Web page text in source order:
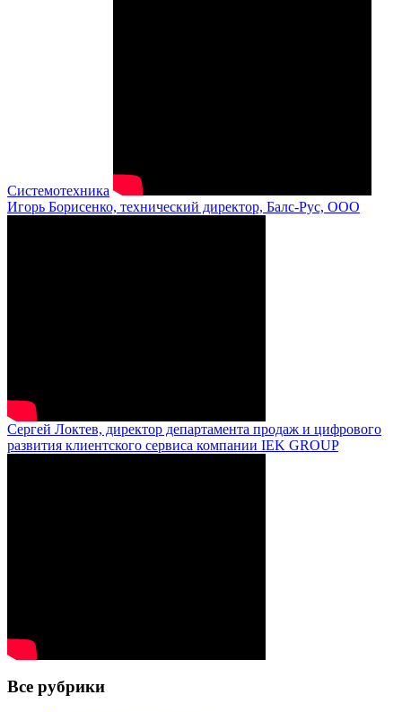
Системотехника
Игорь Борисенко, технический директор, Балс-Рус, ООО
Сергей Локтев, директор департамента продаж и цифрового
развития клиентского сервиса компании IEK GROUP
Все рубрики